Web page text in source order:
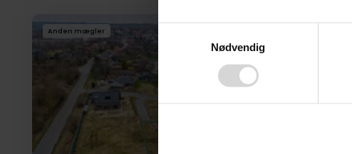
Ved at klikke på ”OK” giver du
tilbagekalde dit samtykke ved at
Nødvendig
Anden mægler